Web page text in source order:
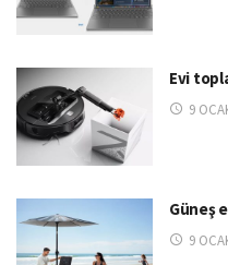
Evi
9
Güneş
9